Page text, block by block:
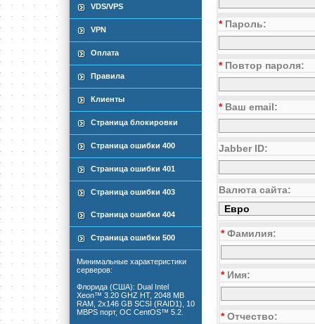
*Пароль:
*Повтор пароля:
*Ваш email:
Jabber ID:
Валюта сайта:
*Фамилия:
*Имя:
*Отчество:
VDS/VPS
VPN
Оплата
Правила
Клиенты
Страница блокировки
Страница ошибки 400
Страница ошибки 401
Страница ошибки 403
Страница ошибки 404
Страница ошибки 500
Минимальные характеристики
серверов:
Флорида (США): Dual Intel
Xeon™ 3.20 GHZ HT, 2048 MB
RAM, 2x146 GB SCSI (RAID1), 10
MBPS порт, ОС CentOS™ 5.2.